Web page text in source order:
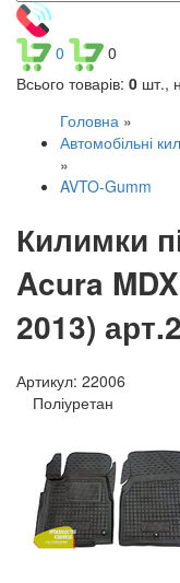
0
0
Всього товарів: 0 шт.,
Головна »
Автомобільні
»
AVTO-Gumm
Килимки
Acura
2013)
Артикул: 22006
Поліуретан